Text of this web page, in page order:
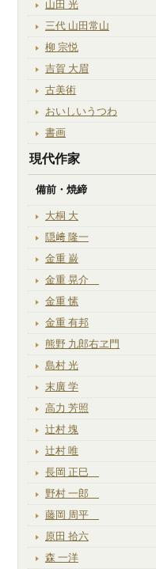
山田 光
三代 山田常山
柳 宗悦
吉賀 大眉
古美術
おいしいうつわ
書画
現代作家
備前・焼締
大桐 大
隠﨑 隆一
金重 巌
金重 晃介
金重 愫
金重 有邦
熊野 九郎右ヱ門
島村 光
末廣 学
高力 芳照
辻村 塊
辻村 唯
長岡 正巳
野村 一郎
藤岡 周平
原田 拾六
森 一洋